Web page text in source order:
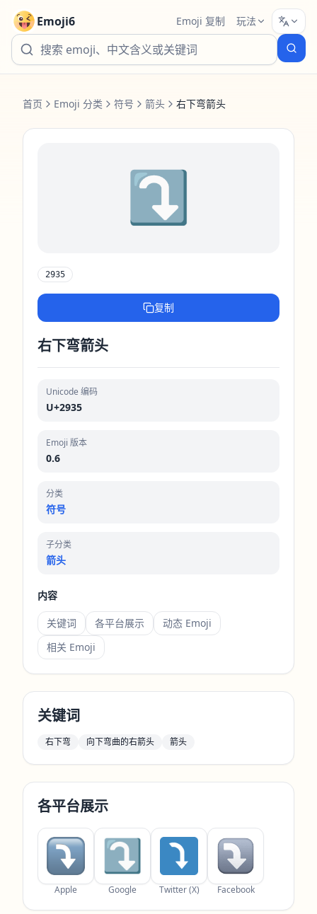
Emoji6 Emoji 复制 玩法
首页 Emoji 分类 符号 箭头 右下弯箭头
⤵️
2935
复制
右下弯箭头
Unicode 编码
U+2935
Emoji 版本
0.6
分类
符号
子分类
箭头
内容
关键词 各平台展示
动态 Emoji
相关 Emoji
关键词
右下弯 向下弯曲的右箭头 箭头
各平台展示
Apple Google Twitter (X) Facebook